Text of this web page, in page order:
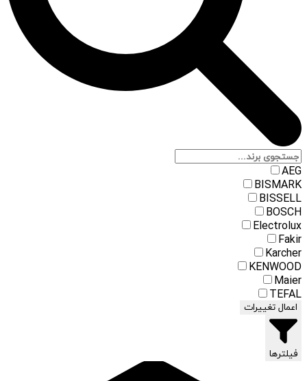
AEG
BISMARK
BISSELL
BOSCH
Electrolux
Fakir
Karcher
KENWOOD
Maier
TEFAL
اعمال تغییرات
فیلترها